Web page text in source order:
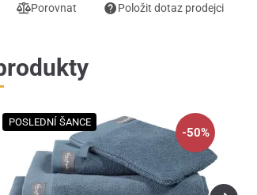
Porovnat Položit dotaz prodejci
POSLEDNÍ ŠANCE
-50%